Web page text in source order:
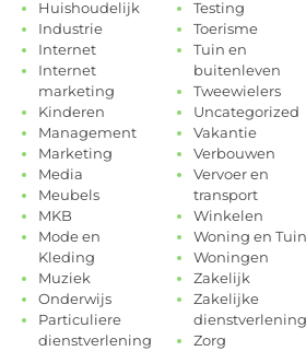
Huishoudelijk
Industrie
Internet
Internet
marketing
Kinderen
Management
Marketing
Media
Meubels
MKB
Mode en
Kleding
Muziek
Onderwijs
Particuliere
dienstverlening
Testing
Toerisme
Tuin en
buitenleven
Tweewielers
Uncategorized
Vakantie
Verbouwen
Vervoer en
transport
Winkelen
Woning en Tuin
Woningen
Zakelijk
Zakelijke
dienstverlening
Zorg